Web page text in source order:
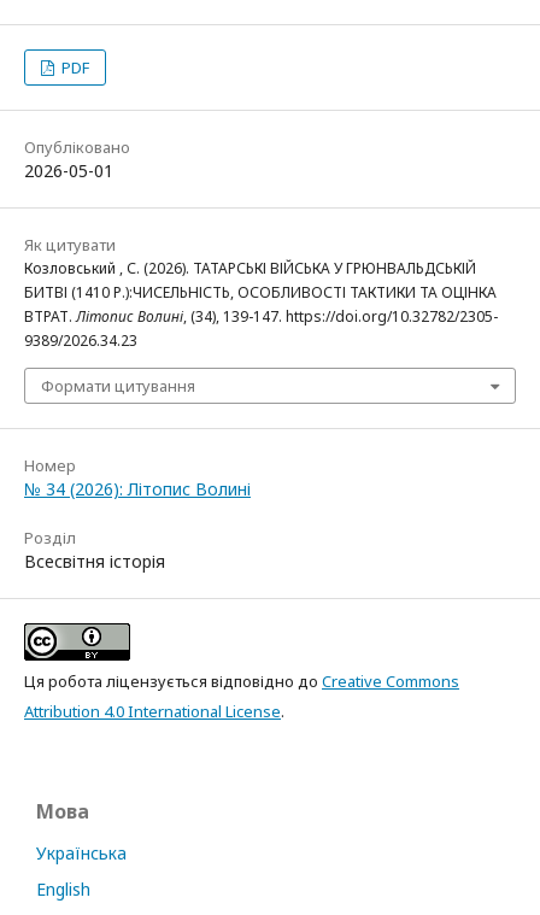
PDF
Опубліковано
2026-05-01
Як цитувати
Козловський , С. (2026). ТАТАРСЬКІ ВІЙСЬКА У ГРЮНВАЛЬДСЬКІЙ
БИТВІ (1410 Р.):ЧИСЕЛЬНІСТЬ, ОСОБЛИВОСТІ ТАКТИКИ ТА ОЦІНКА
ВТРАТ.Літопис Волині, (34), 139-147. https://doi.org/10.32782/2305-
9389/2026.34.23
Формати цитування
Номер
№ 34 (2026): Літопис Волині
Розділ
Всесвітня історія
Ця робота ліцензується відповідно до Creative Commons
Attribution 4.0 International License.
Мова
Українська
English